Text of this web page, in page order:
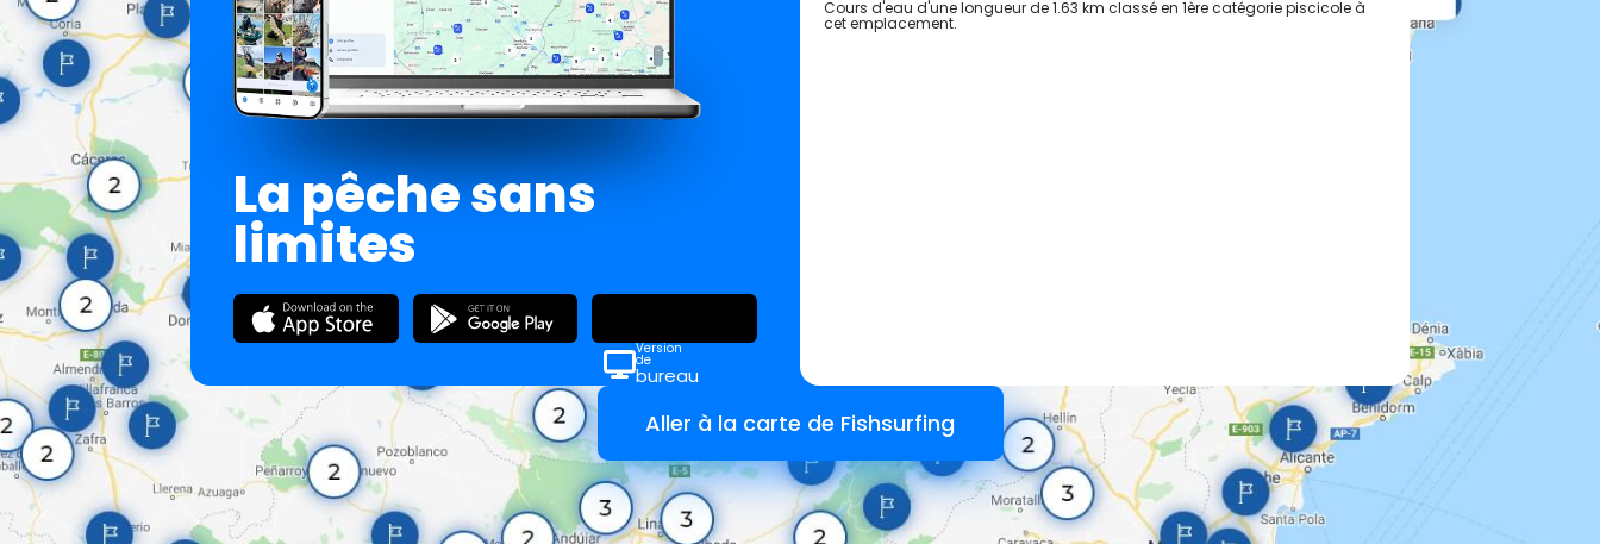
La pêche sans
limites
Version
de
bureau
Cours d'eau d'une longueur de 1.63 km classé en 1ère catégorie piscicole à
cet emplacement.
Aller à la carte de Fishsurfing